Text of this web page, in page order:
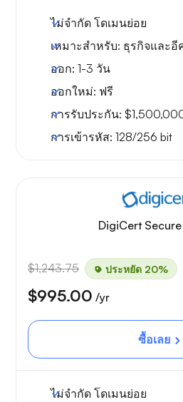
ไม่จำกัด โดเมนย่อย
เหมาะสำหรับ: ธุรกิจและอี
ออก: 1-3 วัน
ออกใหม่: ฟรี
การรับประกัน:
การเข้ารหัส: 128/256 bit
DigiCert Secure
$1,243.75 ประหยัด 20%
$995.00 /yr
ซื้อเลย
ไม่จำกัด โดเมนย่อย